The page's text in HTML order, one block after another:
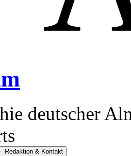
deutscher
Redaktion & Kontakt